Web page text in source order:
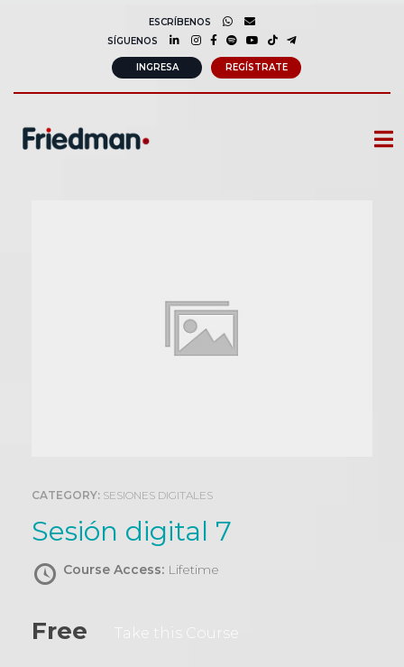
ESCRÍBENOS
SÍGUENOS
INGRESA REGÍSTRATE
CATEGORY: SESIONES DIGITALES
Sesión digital 7
Course Access: Lifetime
Free Take this Course